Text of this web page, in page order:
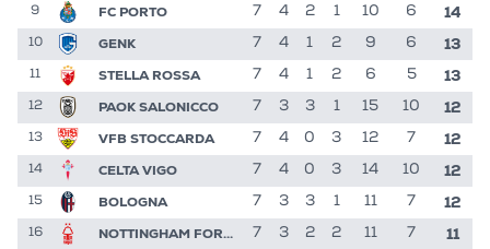
9 FC PORTO 7 4 2 1 10 6 14
10 GENK 7 4 1 2 9 6 13
11 STELLA ROSSA 7 4 1 2 6 5 13
12 PAOK SALONICCO 7 3 3 1 15 10 12
13 VFB STOCCARDA 7 4 0 3 12 7 12
14 CELTA VIGO 7 4 0 3 14 10 12
15 BOLOGNA 7 3 3 1 11 7 12
16 NOTTINGHAM FOREST 7 3 2 2 11 7 11